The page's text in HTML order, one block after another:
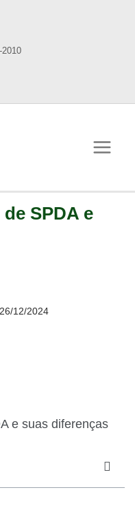
2010
SPDA e
26/12/2024